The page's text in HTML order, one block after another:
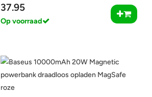
37.95
Op voorraad